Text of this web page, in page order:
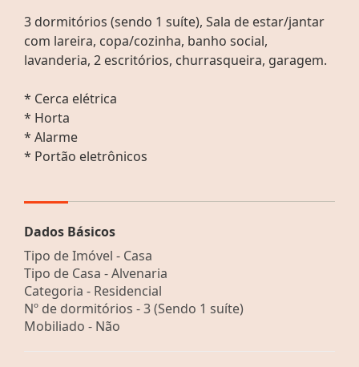
3 dormitórios (sendo 1 suíte), Sala de estar/jantar
com lareira, copa/cozinha, banho social,
lavanderia, 2 escritórios, churrasqueira, garagem.
* Cerca elétrica
* Horta
* Alarme
* Portão eletrônicos
Dados Básicos
Tipo de Imóvel - Casa
Tipo de Casa - Alvenaria
Categoria - Residencial
Nº de dormitórios - 3 (Sendo 1 suíte)
Mobiliado - Não